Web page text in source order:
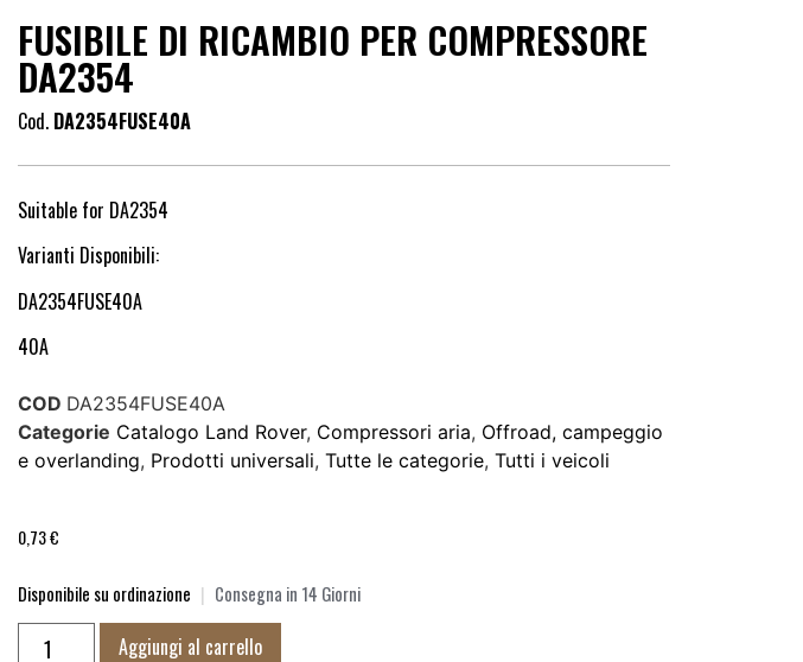
FUSIBILE DI RICAMBIO PER COMPRESSORE
DA2354
Cod. DA2354FUSE40A
Suitable for DA2354
Varianti Disponibili:
DA2354FUSE40A
40A
COD DA2354FUSE40A
Categorie Catalogo Land Rover, Compressori aria, Offroad, campeggio
e overlanding, Prodotti universali, Tutte le categorie, Tutti i veicoli
0,73€
Disponibile su ordinazione | Consegna in 14 Giorni
Aggiungi al carrello